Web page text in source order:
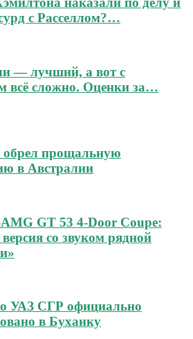
с Расселлом?…
— лучший, а вот с
всё сложно. Оценки за…
обрел прощальную
в Австралии
AMG GT 53 4-Door Coupe:
со звуком рядной
УАЗ СГР официально
в Буханку